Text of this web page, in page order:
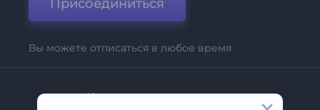
Присоединиться
Вы можете отписаться в любое время
Компания